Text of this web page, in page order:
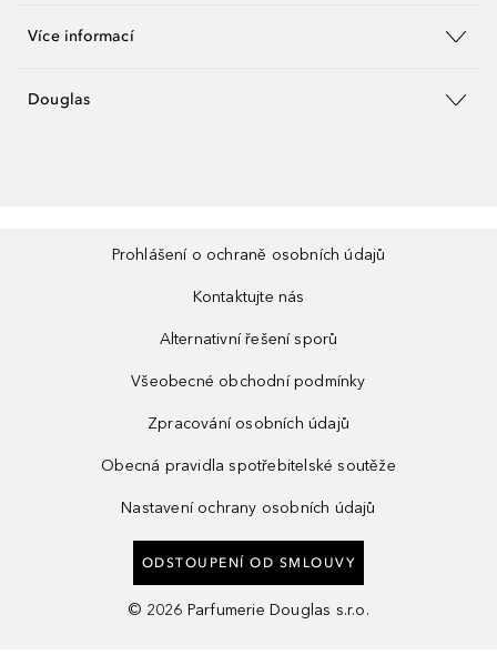
Více informací
Douglas
Prohlášení o ochraně osobních údajů
Kontaktujte nás
Alternativní řešení sporů
Všeobecné obchodní podmínky
Zpracování osobních údajů
Obecná pravidla spotřebitelské soutěže
Nastavení ochrany osobních údajů
ODSTOUPENÍ OD SMLOUVY
© 2026 Parfumerie Douglas s.r.o.